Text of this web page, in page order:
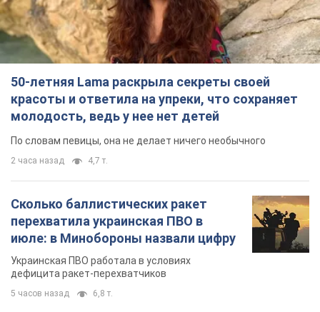
50-летняя Lama раскрыла секреты своей
красоты и ответила на упреки, что сохраняет
молодость, ведь у нее нет детей
По словам певицы, она не делает ничего необычного
2 часа назад 4,7 т.
Сколько баллистических ракет
перехватила украинская ПВО в
июле: в Минобороны назвали цифру
Украинская ПВО работала в условиях
дефицита ракет-перехватчиков
5 часов назад 6,8 т.